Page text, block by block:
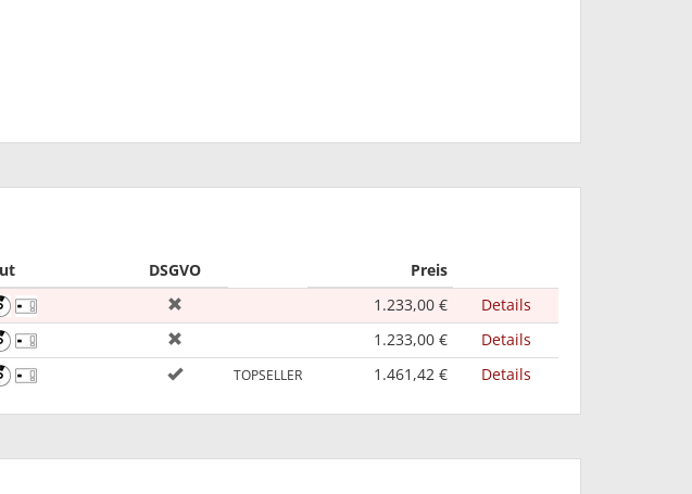
DSGVO
Preis
1.233,00 €
Details
1.233,00 €
Details
TOPSELLER 1.461,42 € Details